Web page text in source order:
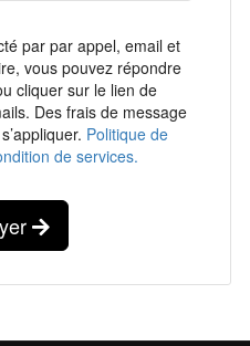
par par appel, email et
vous pouvez répondre
cliquer sur le lien de
Des frais de message
Politique de
de services.